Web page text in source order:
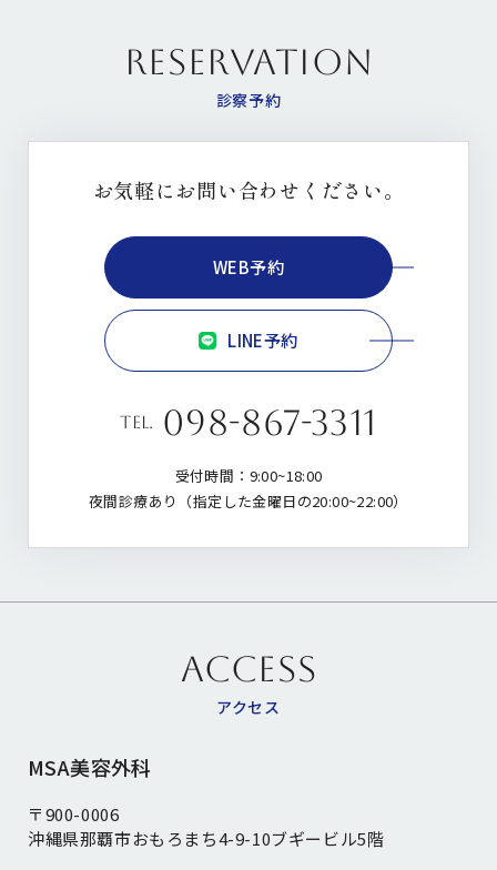
RESERVATION
診察予約
お気軽にお問い合わせください。
tel. 098-867-3311
受付時間：9:00~18:00
夜間診療あり（指定した金曜日の20:00~22:00）
WEB予約
LINE予約
ACCESS
アクセス
MSA美容外科
〒900-0006
沖縄県那覇市おもろまち4-9-10ブギービル5階